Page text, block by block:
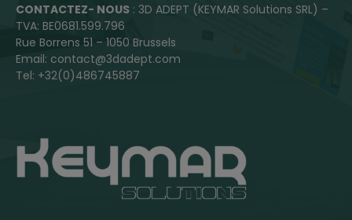
CONTACTEZ- NOUS : 3D ADEPT (KEYMAR Solutions SRL) –
TVA: BE0681.599.796
Rue Borrens 51 – 1050 Brussels
Email: contact@3dadept.com
Tel: +32(0)486745887